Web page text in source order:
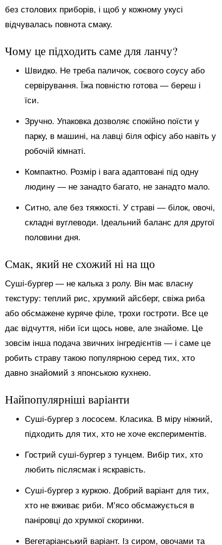
без столових приборів, і щоб у кожному укусі
відчувалась повнота смаку.
Чому це підходить саме для ланчу?
Швидко. Не треба паличок, соєвого соусу або
сервірування. Їжа повністю готова — береш і
їси.
Зручно. Упаковка дозволяє спокійно поїсти у
парку, в машині, на лавці біля офісу або навіть у
робочій кімнаті.
Компактно. Розмір і вага адаптовані під одну
людину — не занадто багато, не занадто мало.
Ситно, але без тяжкості. У страві — білок, овочі,
складні вуглеводи. Ідеальний баланс для другої
половини дня.
Смак, який не схожий ні на що
Суші-бургер — не калька з ролу. Він має власну
текстуру: теплий рис, хрумкий айсберг, свіжа риба
або обсмажене куряче філе, трохи гостроти. Все це
дає відчуття, ніби їси щось нове, але знайоме. Це
зовсім інша подача звичних інгредієнтів — і саме це
робить страву такою популярною серед тих, хто
давно знайомий з японською кухнею.
Найпопулярніші варіанти
Суші-бургер з лососем. Класика. В міру ніжний,
підходить для тих, хто не хоче експериментів.
Гострий суші-бургер з тунцем. Вибір тих, хто
любить післясмак і яскравість.
Суші-бургер з куркою. Добрий варіант для тих,
хто не вживає риби. М’ясо обсмажується в
паніровці до хрумкої скоринки.
Вегетаріанський варіант. Із сиром, овочами та